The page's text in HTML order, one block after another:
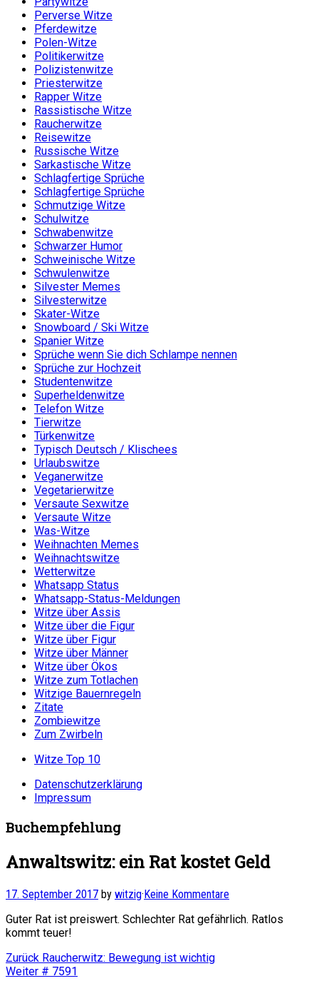
Perverse Witze
Pferdewitze
Polen-Witze
Politikerwitze
Polizistenwitze
Priesterwitze
Rapper Witze
Rassistische Witze
Raucherwitze
Reisewitze
Russische Witze
Sarkastische Witze
Schlagfertige Sprüche
Schlagfertige Sprüche
Schmutzige Witze
Schulwitze
Schwabenwitze
Schwarzer Humor
Schweinische Witze
Schwulenwitze
Silvester Memes
Silvesterwitze
Skater-Witze
Snowboard / Ski Witze
Spanier Witze
Sprüche wenn Sie dich Schlampe nennen
Sprüche zur Hochzeit
Studentenwitze
Superheldenwitze
Telefon Witze
Tierwitze
Türkenwitze
Typisch Deutsch / Klischees
Urlaubswitze
Veganerwitze
Vegetarierwitze
Versaute Sexwitze
Versaute Witze
Was-Witze
Weihnachten Memes
Weihnachtswitze
Wetterwitze
Whatsapp Status
Whatsapp-Status-Meldungen
Witze über Assis
Witze über die Figur
Witze über Figur
Witze über Männer
Witze über Ökos
Witze zum Totlachen
Witzige Bauernregeln
Zitate
Zombiewitze
Zum Zwirbeln
Witze Top 10
Datenschutzerklärung
Impressum
Buchempfehlung
Anwaltswitz: ein Rat kostet Geld
17. September 2017 by witzig·Keine Kommentare
Guter Rat ist preiswert. Schlechter Rat gefährlich. Ratlos
kommt teuer!
Beitragsnavigation
Zurück Vorheriger
Beitrag:
Raucherwitz: Bewegung ist wichtig
Weiter Nächster
# 7591